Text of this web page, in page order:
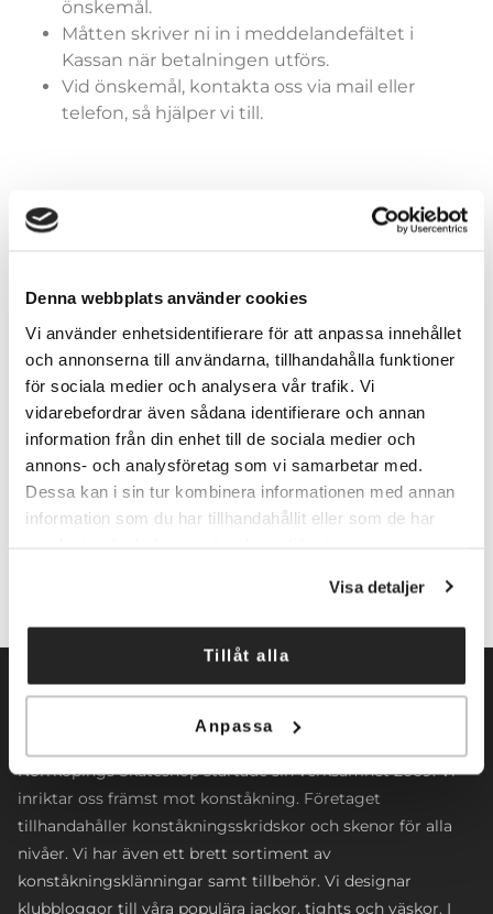
Denna webbplats använder cookies
Vi använder enhetsidentifierare för att anpassa innehållet
och annonserna till användarna, tillhandahålla funktioner
för sociala medier och analysera vår trafik. Vi
vidarebefordrar även sådana identifierare och annan
information från din enhet till de sociala medier och
annons- och analysföretag som vi samarbetar med.
Dessa kan i sin tur kombinera informationen med annan
information som du har tillhandahållit eller som de har
Visa detaljer
Tillåt alla
Anpassa
önskemål.
Måtten skriver ni in i meddelandefältet i
Kassan när betalningen utförs.
Vid önskemål, kontakta oss via mail eller
telefon, så hjälper vi till.
Storlekar (dräkter)
Lägg till i varukorg
Norrköpings Skateshop startade sin verksamhet 2009. Vi
inriktar oss främst mot konståkning. Företaget
tillhandahåller konståkningsskridskor och skenor för alla
nivåer. Vi har även ett brett sortiment av
konståkningsklänningar samt tillbehör. Vi designar
klubbloggor till våra populära jackor, tights och väskor. I